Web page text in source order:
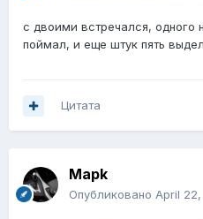
с двоими встречался, одного
поймал, и еще штук пять
Цитата
Mapk
Опубликовано April 22,